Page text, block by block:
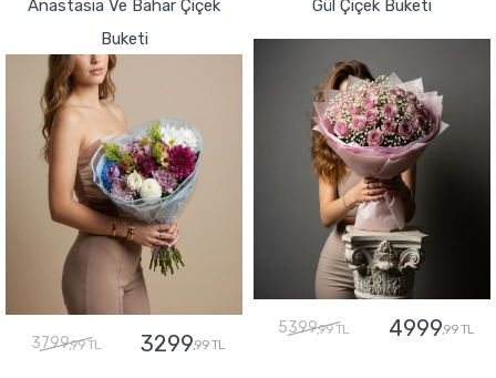
Anastasia Ve Bahar Çiçek
Buketi
3799,99 TL 3299,99 TL
Gül Çiçek Buketi
5399,99 TL 4999,99 TL